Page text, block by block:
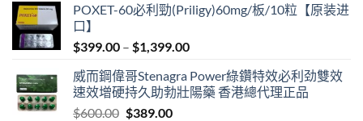
was:
is:
POXET-60必利勁(Priligy)60mg/板/10粒【原装进
口】
$399.00 – $1,399.00Price
$399.00
through
威而鋼偉哥Stenagra Power綠鑽特效必利劲雙效
速效增硬持久助勃壯陽藥 香港總代理正品
$600.00 Original
$389.00Current